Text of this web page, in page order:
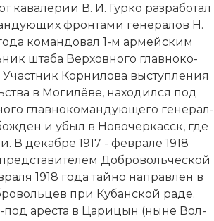
кавалерии В. И. Гур­ко раз­ра­бо­тал
фрон­та­ми ге­не­ра­лов Н.
ко­ман­до­вал 1-м ар­мей­ским
шта­ба Вер­хов­но­го глав­но­ко­
Уча­ст­ник Кор­ни­ло­ва вы­сту­п­ле­ния
в Мо­ги­лё­ве, на­хо­дил­ся под
глав­но­ко­ман­дую­ще­го генерал-
и убыл в Но­во­чер­касск, где
декабре 1917 - феврале 1918
Доб­ро­вольческой
1918 года тай­но на­прав­лен в
при Ку­бан­ской ра­де.
под аре­ста в Ца­ри­цын (ны­не Вол­